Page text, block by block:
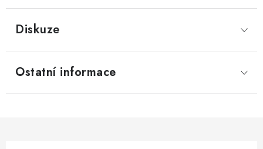
Diskuze
Ostatní informace